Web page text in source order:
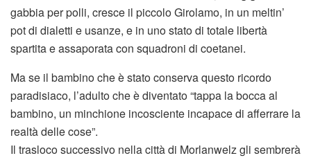
gabbia per polli, cresce il piccolo Girolamo, in un meltin’
pot di dialetti e usanze, e in uno stato di totale libertà
spartita e assaporata con squadroni di coetanei.
Ma se il bambino che è stato conserva questo ricordo
paradisiaco, l’adulto che è diventato “tappa la bocca al
bambino, un minchione incosciente incapace di afferrare la
realtà delle cose”.
Il trasloco successivo nella città di Morlanwelz gli sembrerà